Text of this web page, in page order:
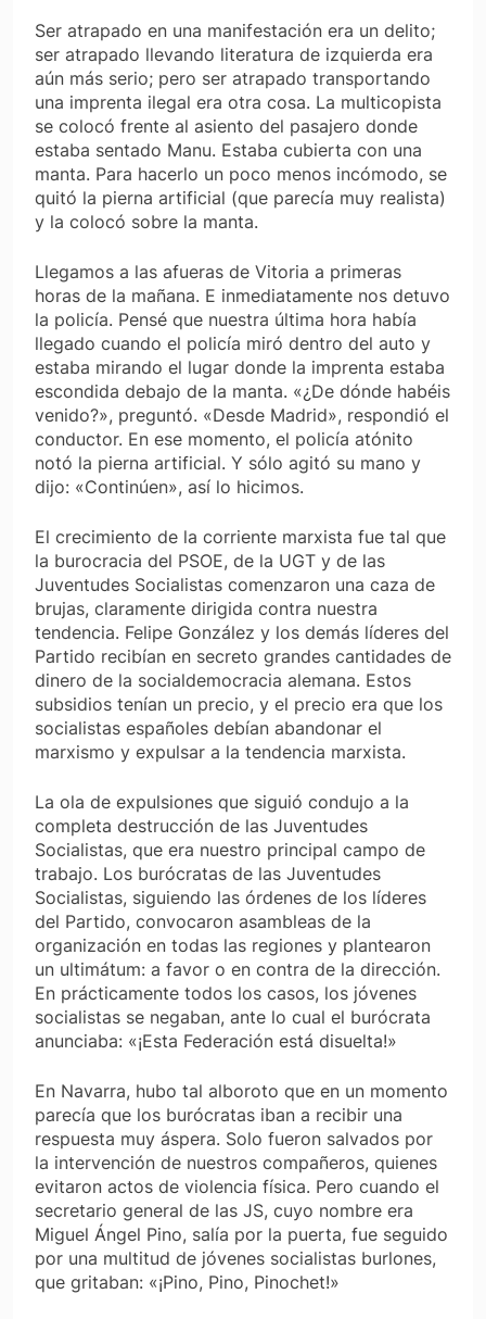
Ser atrapado en una manifestación era un delito;
ser atrapado llevando literatura de izquierda era
aún más serio; pero ser atrapado transportando
una imprenta ilegal era otra cosa. La multicopista
se colocó frente al asiento del pasajero donde
estaba sentado Manu. Estaba cubierta con una
manta. Para hacerlo un poco menos incómodo, se
quitó la pierna artificial (que parecía muy realista)
y la colocó sobre la manta.
Llegamos a las afueras de Vitoria a primeras
horas de la mañana. E inmediatamente nos detuvo
la policía. Pensé que nuestra última hora había
llegado cuando el policía miró dentro del auto y
estaba mirando el lugar donde la imprenta estaba
escondida debajo de la manta. «¿De dónde habéis
venido?», preguntó. «Desde Madrid», respondió el
conductor. En ese momento, el policía atónito
notó la pierna artificial. Y sólo agitó su mano y
dijo: «Continúen», así lo hicimos.
El crecimiento de la corriente marxista fue tal que
la burocracia del PSOE, de la UGT y de las
Juventudes Socialistas comenzaron una caza de
brujas, claramente dirigida contra nuestra
tendencia. Felipe González y los demás líderes del
Partido recibían en secreto grandes cantidades de
dinero de la socialdemocracia alemana. Estos
subsidios tenían un precio, y el precio era que los
socialistas españoles debían abandonar el
marxismo y expulsar a la tendencia marxista.
La ola de expulsiones que siguió condujo a la
completa destrucción de las Juventudes
Socialistas, que era nuestro principal campo de
trabajo. Los burócratas de las Juventudes
Socialistas, siguiendo las órdenes de los líderes
del Partido, convocaron asambleas de la
organización en todas las regiones y plantearon
un ultimátum: a favor o en contra de la dirección.
En prácticamente todos los casos, los jóvenes
socialistas se negaban, ante lo cual el burócrata
anunciaba: «¡Esta Federación está disuelta!»
En Navarra, hubo tal alboroto que en un momento
parecía que los burócratas iban a recibir una
respuesta muy áspera. Solo fueron salvados por
la intervención de nuestros compañeros, quienes
evitaron actos de violencia física. Pero cuando el
secretario general de las JS, cuyo nombre era
Miguel Ángel Pino, salía por la puerta, fue seguido
por una multitud de jóvenes socialistas burlones,
que gritaban: «¡Pino, Pino, Pinochet!»